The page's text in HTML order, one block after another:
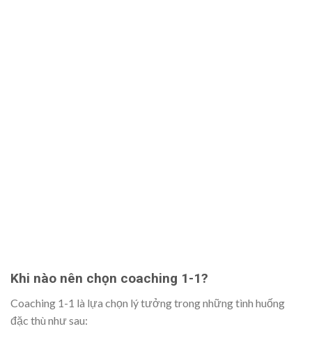
Khi nào nên chọn coaching 1-1?
Coaching 1-1 là lựa chọn lý tưởng trong những tình huống
đặc thù như sau: